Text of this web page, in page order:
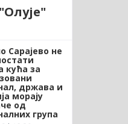
Сарајево не
кућа за
држава и
морају
од
група